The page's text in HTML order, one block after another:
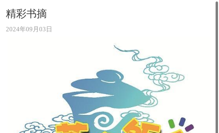
精彩书摘
2024年09月03日